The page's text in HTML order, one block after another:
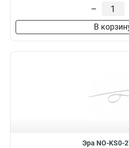
–
В
Эра NO-KS0-